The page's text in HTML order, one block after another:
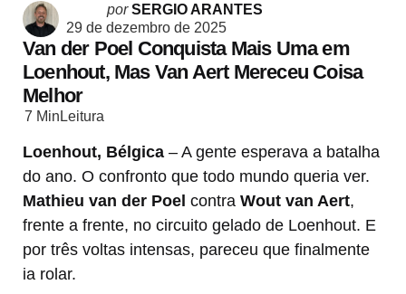
Postado
por
porSERGIO ARANTES
29 de dezembro de 2025
Van der Poel Conquista Mais Uma em
Loenhout, Mas Van Aert Mereceu Coisa
Melhor
7 Min Leitura
Loenhout, Bélgica – A gente esperava a batalha
do ano. O confronto que todo mundo queria ver.
Mathieu van der Poel contra Wout van Aert,
frente a frente, no circuito gelado de Loenhout. E
por três voltas intensas, pareceu que finalmente
ia rolar.